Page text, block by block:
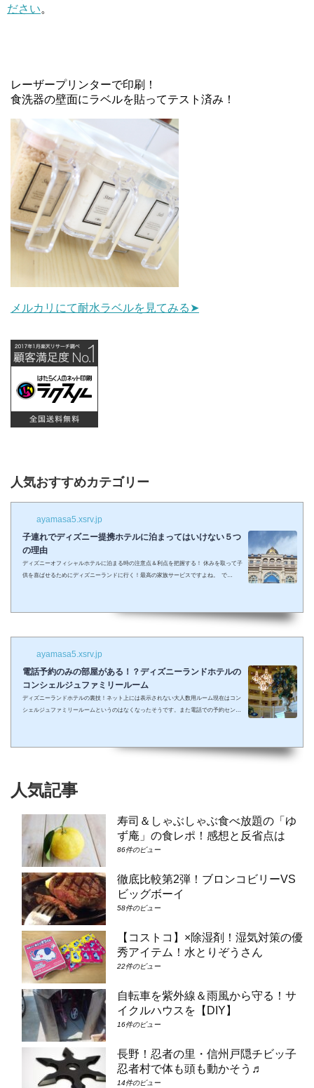
ださい。
レーザープリンターで印刷！
食洗器の壁面にラベルを貼ってテスト済み！
メルカリにて耐水ラベルを見てみる➤
人気おすすめカテゴリー
ayamasa5.xsrv.jp
子連れでディズニー提携ホテルに泊まってはいけない５つ
の理由
ディズニーオフィシャルホテルに泊まる時の注意点＆利点を把握する！ 休みを取って子
供を喜ばせるためにディズニーランドに行く！最高の家族サービスですよね。 で
ラした夢の国を可愛い我が子に見せたかったのに・・・。 そんな時、「ディズニーラ...
ayamasa5.xsrv.jp
電話予約のみの部屋がある！？ディズニーランドホテルの
コンシェルジュファミリールーム
ディズニーランドホテルの裏技！ネット上には表示されない大人数用ルーム現在はコン
シェルジュファミリールームというのはなくなったそうです。また電話での予約センタ
ュ・スーペリアルーム（パークビュー）（7-8階）④コンシェルジュ・デラックスルー
人気記事
寿司＆しゃぶしゃぶ食べ放題の「ゆ
ず庵」の食レポ！感想と反省点は
86件のビュー
徹底比較第2弾！ブロンコビリーVS
ビッグボーイ
58件のビュー
【コストコ】×除湿剤！湿気対策の優
秀アイテム！水とりぞうさん
22件のビュー
自転車を紫外線＆雨風から守る！サ
イクルハウスを【DIY】
16件のビュー
長野！忍者の里・信州戸隠チビッ子
忍者村で体も頭も動かそう♬
14件のビュー